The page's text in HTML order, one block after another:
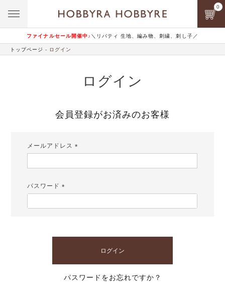
ファイナルセール開催中♪ ＼リバティ 生地、編み物、刺繍、刺し子／
0
トップページ ログイン
ログイン
会員登録がお済みのお客様
メールアドレス
パスワード
ログイン
パスワードをお忘れですか？